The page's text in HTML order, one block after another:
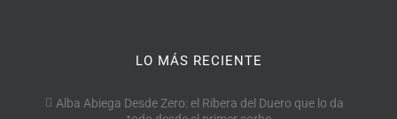
LO MÁS RECIENTE
Alba Abiega Desde Zero: el Ribera del Duero que lo da